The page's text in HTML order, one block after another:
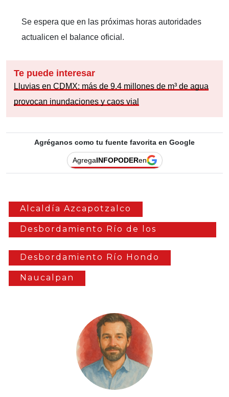
Se espera que en las próximas horas autoridades
actualicen el balance oficial.
Te puede interesar
Lluvias en CDMX: más de 9.4 millones de m³ de agua
provocan inundaciones y caos vial
Agréganos como tu fuente favorita en Google
AgregaINFOPODERen
Alcaldía Azcapotzalco
Desbordamiento Río de los
Desbordamiento Río Hondo
Naucalpan